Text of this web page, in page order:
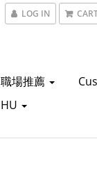
LOG IN
職場推薦